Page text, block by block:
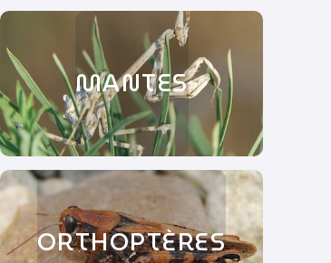
MANTES
ORTHOPTÈRES